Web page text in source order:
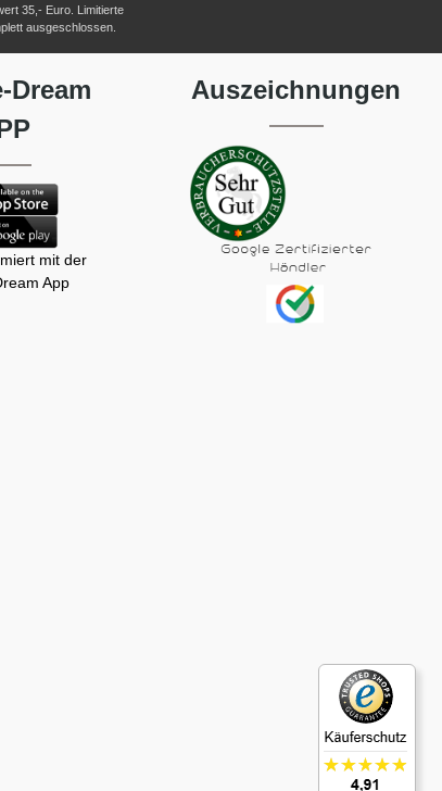
35,- Euro. Limitierte
ausgeschlossen.
Dream
mit der
App
Auszeichnungen